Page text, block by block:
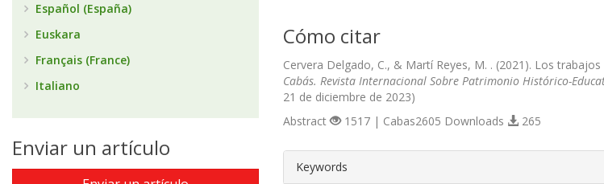
Cómo citar
Cervera Delgado, C., & Martí Reyes, M. . (2021). Los
Cabás. Revista Internacional Sobre Patrimonio Histórico-
21 de diciembre de 2023)
Abstract 1517 | Cabas2605 Downloads 265
Keywords
Español (España)
Euskara
Français (France)
Italiano
Enviar un artículo